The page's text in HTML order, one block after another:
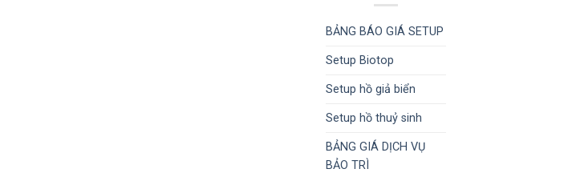
BẢNG BÁO GIÁ SETUP
Setup Biotop
Setup hồ giả biển
Setup hồ thuỷ sinh
BẢNG GIÁ DỊCH VỤ
BẢO TRÌ